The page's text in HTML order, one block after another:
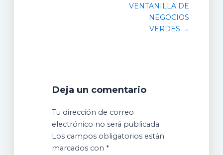
VENTANILLA DE
NEGOCIOS
VERDES →
Deja un comentario
Tu dirección de correo
electrónico no será publicada.
Los campos obligatorios están
marcados con *